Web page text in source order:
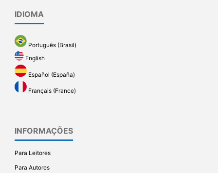
IDIOMA
Português (Brasil)
English
Español (España)
Français (France)
INFORMAÇÕES
Para Leitores
Para Autores